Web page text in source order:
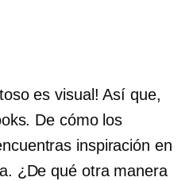
es visual! Así que,
De cómo los
inspiración en
¿De qué otra manera